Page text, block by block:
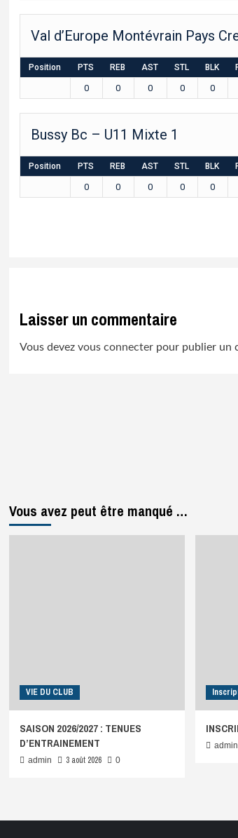
Val d’Europe Montévrain Pays
Position PTS REB AST STL BLK
0 0 0 0 0
Bussy Bc – U11 Mixte 1
Position PTS REB AST STL BLK
0 0 0 0 0
Laisser un commentaire
Vous devez vous connecterpour publier un
Vous avez peut être manqué …
VIE DU CLUB
SAISON 2026/2027 : TENUES
D’ENTRAINEMENT
admin 3 août 2026 0
admin